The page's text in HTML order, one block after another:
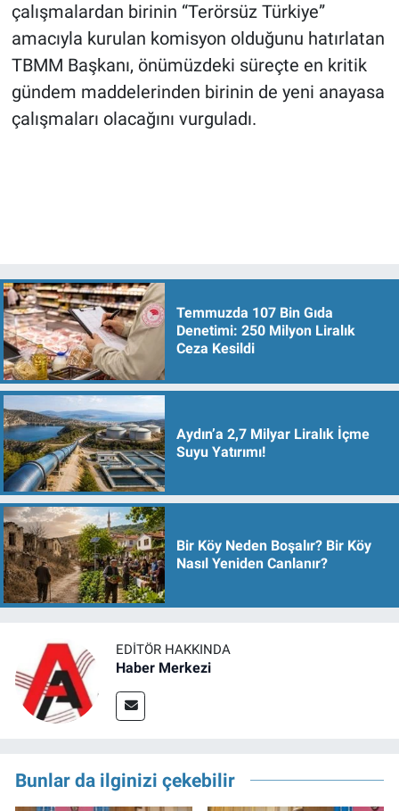
çalışmalardan birinin “Terörsüz Türkiye”
amacıyla kurulan komisyon olduğunu hatırlatan
TBMM Başkanı, önümüzdeki süreçte en kritik
gündem maddelerinden birinin de yeni anayasa
çalışmaları olacağını vurguladı.
Temmuzda 107 Bin Gıda
Denetimi: 250 Milyon Liralık
Ceza Kesildi
Aydın’a 2,7 Milyar Liralık İçme
Suyu Yatırımı!
Bir Köy Neden Boşalır? Bir Köy
Nasıl Yeniden Canlanır?
EDITÖR HAKKINDA
Haber Merkezi
Bunlar da ilginizi çekebilir